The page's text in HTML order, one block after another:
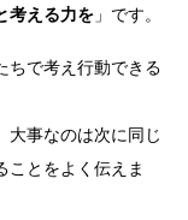
考える力を 」です。
ちで考え行動できる
大事なのは次に同じ
ことをよく伝えま